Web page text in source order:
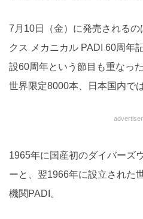
7月10日（金）に発売される
クス メカニカル PADI 60周年
設60周年という節目も重なっ
世界限定8000本、日本国内で
1965年に国産初のダイバーズ
ーと、翌1966年に設立された
機関PADI。